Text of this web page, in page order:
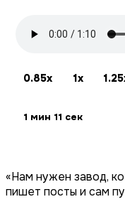
0.85x 1x
1 мин 11 сек
«Нам нужен завод,
пишет посты и сам